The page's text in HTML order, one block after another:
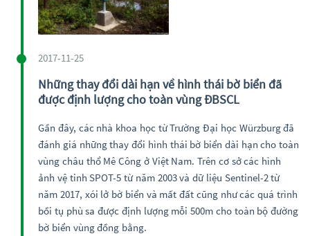
2017-11-25
Những thay đổi dài hạn về hình thái bờ biển đã
được định lượng cho toàn vùng ĐBSCL
Gần đây, các nhà khoa học từ Trường Đại học Würzburg đã
đánh giá những thay đổi hình thái bờ biển dài hạn cho toàn
vùng châu thổ Mê Công ở Việt Nam. Trên cơ sở các hình
ảnh vệ tinh SPOT-5 từ năm 2003 và dữ liệu Sentinel-2 từ
năm 2017, xói lở bờ biển và mất đất cũng như các quá trình
bồi tụ phù sa được định lượng mỗi 500m cho toàn bộ đường
bờ biển vùng đồng bằng.